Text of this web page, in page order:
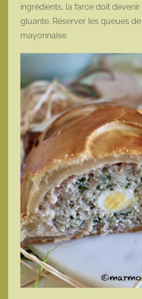
ingrédients, la farce doit
gluante. Réserver les queues
mayonnaise.